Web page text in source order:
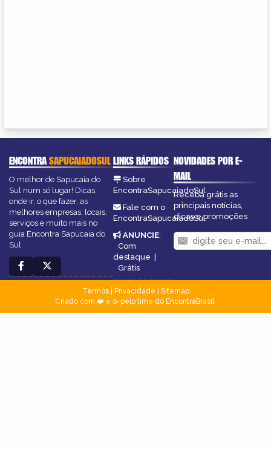
ENCONTRASAPUCAIADOSUL
O melhor de Sapucaia do
Sul num só lugar! Dicas,
onde ir, o que fazer, as
melhores empresas, locais,
serviços e muito mais no
guia Encontra Sapucaia do
Sul.
LINKS RÁPIDOS
Sobre
EncontraSapucaiadoSul
Fale com o
EncontraSapucaiadoSul
ANUNCIE:
Com
destaque |
Grátis
NOVIDADES POR E-
MAIL
Receba grátis as
principais notícias,
dicas e promoções
Termos| Privacidade
Sitemap
Criado com ❤️ e ☕ pelo time do EncontraBrasil